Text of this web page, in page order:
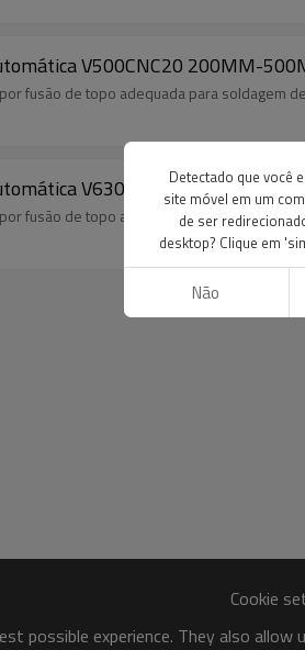
V500CNC20 200MM-
fusão de topo adequada para soldagem
V630CNC20 315MM-
fusão de topo adequada para soldagem
Cookie
possible experience. They also
Detectado que você
site móvel em um
de ser
desktop? Clique em
Não